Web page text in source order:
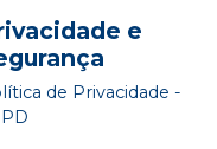
e
de Privacidade -